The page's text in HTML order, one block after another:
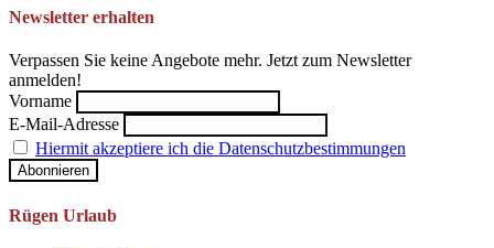
Newsletter erhalten
Verpassen Sie keine Angebote mehr. Jetzt zum Newsletter
anmelden!
Vorname
E-Mail-Adresse
Hiermit akzeptiere ich die Datenschutzbestimmungen
Rügen Urlaub